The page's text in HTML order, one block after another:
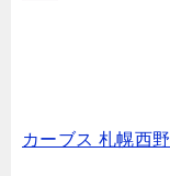
カーブス 札幌西野